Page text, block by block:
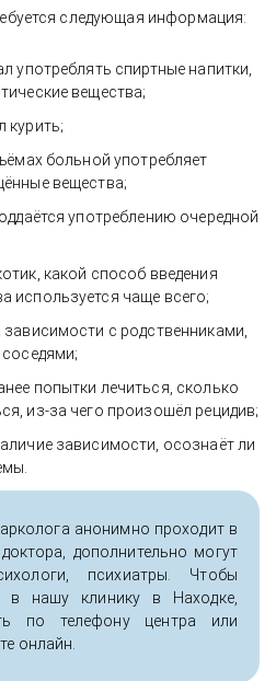
следующая информация:
употреблять спиртные напитки,
вещества;
курить;
больной употребляет
вещества;
употреблению очередной
какой способ введения
используется чаще всего;
с родственниками,
попытки лечиться, сколько
из-за чего произошёл рецидив;
зависимости, осознаёт ли
анонимно проходит в
дополнительно могут
психиатры. Чтобы
в нашу клинику в Находке,
по телефону центра или
онлайн.